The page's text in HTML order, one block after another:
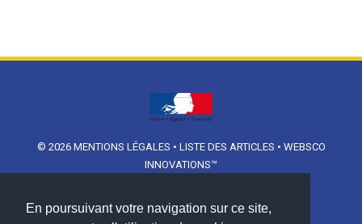
En poursuivant votre navigation sur ce site,
© 2026 MENTIONS LÉGALES • LISTE DES ARTICLES • WEBSCO
INNOVATIONS™